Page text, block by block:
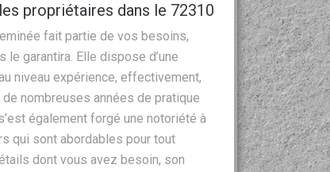
propriétaires dans le 72310
fait partie de vos besoins,
garantira. Elle dispose d’une
niveau expérience, effectivement,
nombreuses années de pratique
également forgé une notoriété à
qui sont abordables pour tout
dont vous avez besoin, son